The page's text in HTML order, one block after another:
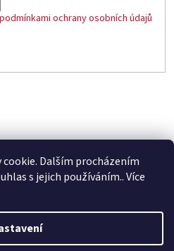
Dalším procházením
s jejich používáním.. Více
podmínkami ochrany osobních údajů